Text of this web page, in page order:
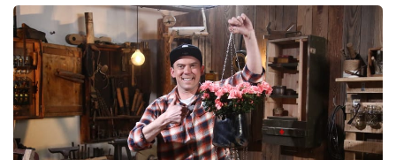
Zahrada
Design
Sledujte prima+